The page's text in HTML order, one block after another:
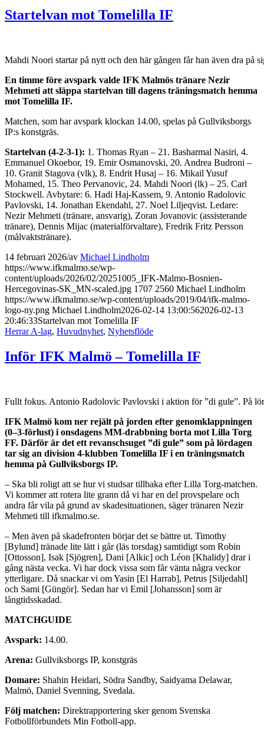
Startelvan mot Tomelilla IF
Mahdi Noori startar på nytt och den här gången får han även dra på
En timme före avspark valde IFK Malmös tränare Nezir
Mehmeti att släppa startelvan till dagens träningsmatch hemma
mot Tomelilla IF.
Matchen, som har avspark klockan 14.00, spelas på Gullviksborgs
IP:s konstgräs.
Startelvan (4-2-3-1): 1. Thomas Ryan – 21. Basharmal Nasiri, 4.
Emmanuel Okoebor, 19. Emir Osmanovski, 20. Andrea Budroni –
10. Granit Stagova (vlk), 8. Endrit Husaj – 16. Mikail Yusuf
Mohamed, 15. Theo Pervanovic, 24. Mahdi Noori (lk) – 25. Carl
Stockwell. Avbytare: 6. Hadi Haj-Kassem, 9. Antonio Radolovic
Pavlovski, 14. Jonathan Ekendahl, 27. Noel Liljeqvist. Ledare:
Nezir Mehmeti (tränare, ansvarig), Zoran Jovanovic (assisterande
tränare), Dennis Mijac (materialförvaltare), Fredrik Fritz Persson
(målvaktstränare).
14 februari 2026/av Michael Lindholm
https://www.ifkmalmo.se/wp-
content/uploads/2026/02/20251005_IFK-Malmo-Bosnien-
Hercegovinas-SK_MN-scaled.jpg 1707 2560 Michael Lindholm
https://www.ifkmalmo.se/wp-content/uploads/2019/04/ifk-malmo-
logo-ny.png Michael Lindholm2026-02-14 13:00:562026-02-13
20:46:33Startelvan mot Tomelilla IF
Herrar A-lag, Huvudnyhet, Nyhetsflöde
Inför IFK Malmö – Tomelilla IF
Fullt fokus. Antonio Radolovic Pavlovski i aktion för ”di gule”. På
IFK Malmö kom ner rejält på jorden efter genomklappningen
(0–3-förlust) i onsdagens MM-drabbning borta mot Lilla Torg
FF. Därför är det ett revanschsuget ”di gule” som på lördagen
tar sig an division 4-klubben Tomelilla IF i en träningsmatch
hemma på Gullviksborgs IP.
– Ska bli roligt att se hur vi studsar tillbaka efter Lilla Torg-matchen.
Vi kommer att rotera lite grann då vi har en del provspelare och
andra får vila på grund av skadesituationen, säger tränaren Nezir
Mehmeti till ifkmalmo.se.
– Men även på skadefronten börjar det se bättre ut. Timothy
[Bylund] tränade lite lätt i går (läs torsdag) samtidigt som Robin
[Ottosson], Isak [Sjögren], Dani [Alkic] och Léon [Khalidy] drar i
gång nästa vecka. Vi har dock vissa som får vänta några veckor
ytterligare. Då snackar vi om Yasin [El Harrab], Petrus [Siljedahl]
och Sami [Güngör]. Sedan har vi Emil [Johansson] som är
långtidsskadad.
MATCHGUIDE
Avspark: 14.00.
Arena: Gullviksborgs IP, konstgräs
Domare: Shahin Heidari, Södra Sandby, Saidyama Delawar,
Malmö, Daniel Svenning, Svedala.
Följ matchen: Direktrapportering sker genom Svenska
Fotbollförbundets Min Fotboll-app.